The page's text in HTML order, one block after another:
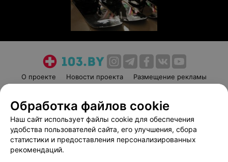
О проекте Новости проекта
Размещение рекламы
Пользовательское соглашение
Способы оплаты
Вакансии
Партнеры
Написать руководителю 103.by
Обработка файлов cookie
Наш сайт использует файлы cookie для обеспечения
удобства пользователей сайта, его улучшения, сбора
статистики и предоставления персонализированных
рекомендаций.